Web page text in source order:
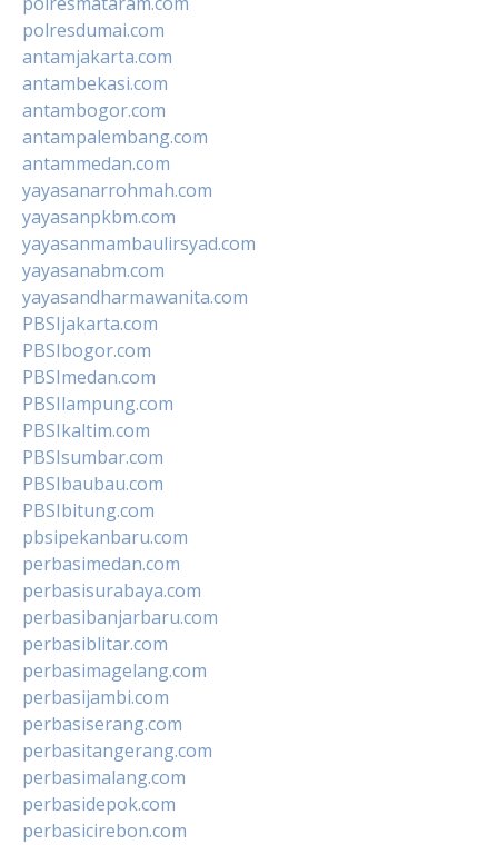
polresdumai.com
antamjakarta.com
antambekasi.com
antambogor.com
antampalembang.com
antammedan.com
yayasanarrohmah.com
yayasanpkbm.com
yayasanmambaulirsyad.com
yayasanabm.com
yayasandharmawanita.com
PBSIjakarta.com
PBSIbogor.com
PBSImedan.com
PBSIlampung.com
PBSIkaltim.com
PBSIsumbar.com
PBSIbaubau.com
PBSIbitung.com
pbsipekanbaru.com
perbasimedan.com
perbasisurabaya.com
perbasibanjarbaru.com
perbasiblitar.com
perbasimagelang.com
perbasijambi.com
perbasiserang.com
perbasitangerang.com
perbasimalang.com
perbasidepok.com
perbasicirebon.com